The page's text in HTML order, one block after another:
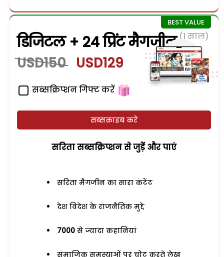
डिजिटल + 24 प्रिंट मैगजीन (1 साल)
USD150 USD129
सब्सक्रिप्शन गिफ्ट करें
सब्सक्राइब करें
सरिता सब्सक्रिप्शन से जुड़ेें और पाएं
सरिता मैगजीन का सारा कंटेंट
देश विदेश के राजनैतिक मुद्दे
7000 से ज्यादा कहानियां
समाजिक समस्याओं पर चोट करते लेख